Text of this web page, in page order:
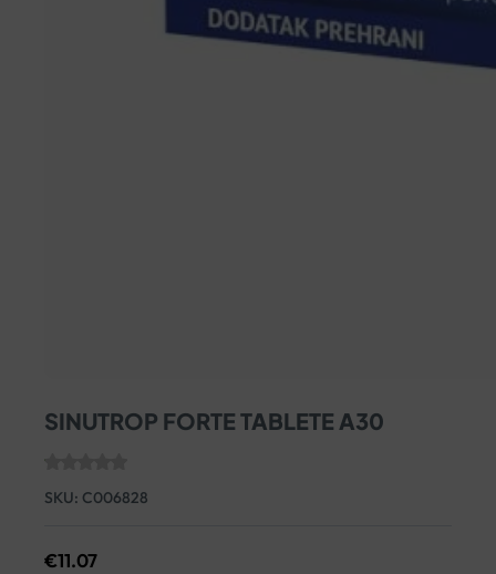
SINUTROP FORTE TABLETE A30
SKU: C006828
€11.07